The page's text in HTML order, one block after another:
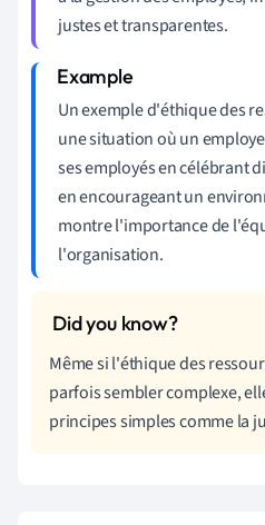
justes et transparentes.
Un exemple d'éthique des
une situation où un
ses employés en célébrant
en encourageant un
montre l'importance de
l'organisation.
Même si l'éthique des
parfois sembler complexe,
principes simples comme la